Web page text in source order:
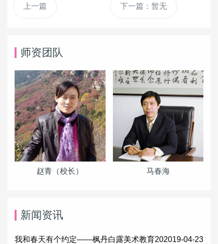
上一篇 下一篇：暂无
师资团队
赵青（校长） 马春海
新闻资讯
我和春天有个约定——枫丹白露美术教育202019-04-23